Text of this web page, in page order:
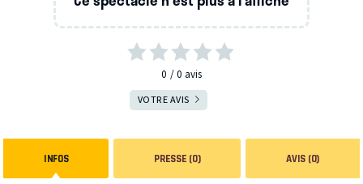
0 0 avis
VOTRE AVIS
INFOS PRESSE (0) AVIS (0)